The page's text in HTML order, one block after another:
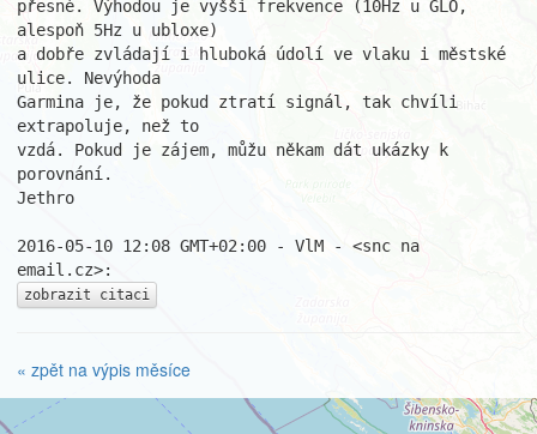
přesné. Výhodou je vyšší frekvence (10Hz u GLO,
alespoň 5Hz u ubloxe)
a dobře zvládají i hluboká údolí ve vlaku i městské
ulice. Nevýhoda
Garmina je, že pokud ztratí signál, tak chvíli
extrapoluje, než to
vzdá. Pokud je zájem, můžu někam dát ukázky k
porovnání.
Jethro
2016-05-10 12:08 GMT+02:00 - VlM - <snc na
zobrazit citaci
« zpět na výpis měsíce